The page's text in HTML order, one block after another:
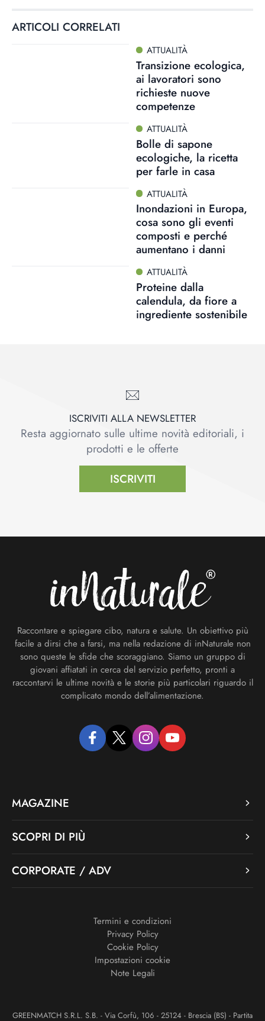
ARTICOLI CORRELATI
ATTUALITÀ
Transizione ecologica,
ai lavoratori sono
richieste nuove
competenze
ATTUALITÀ
Bolle di sapone
ecologiche, la ricetta
per farle in casa
ATTUALITÀ
Inondazioni in Europa,
cosa sono gli eventi
composti e perché
aumentano i danni
ATTUALITÀ
Proteine dalla
calendula, da fiore a
ingrediente sostenibile
ISCRIVITI ALLA NEWSLETTER
Resta aggiornato sulle ultime novità editoriali, i
prodotti e le offerte
ISCRIVITI
Raccontare e spiegare cibo, natura e salute. Un obiettivo più
facile a dirsi che a farsi, ma nella redazione di inNaturale non
sono queste le sfide che scoraggiano. Siamo un gruppo di
giovani affiatati in cerca del servizio perfetto, pronti a
raccontarvi le ultime novità e le storie più particolari riguardo il
complicato mondo dell’alimentazione.
facebooktwitter instagramyoutube
MAGAZINE
SCOPRI DI PIÙ
CORPORATE / ADV
Termini e condizioni
Privacy Policy
Cookie Policy
Impostazioni cookie
Note Legali
GREENMATCH S.R.L. S.B. - Via Corfù, 106 - 25124 - Brescia (BS) - Partita